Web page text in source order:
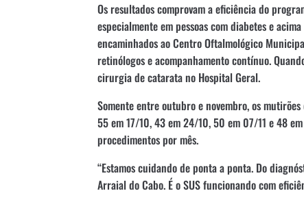
Os resultados comprovam a eficiência do
especialmente em pessoas com diabetes e
encaminhados ao Centro Oftalmológico
retinólogos e acompanhamento contínuo.
cirurgia de catarata no Hospital Geral.
Somente entre outubro e novembro, os
55 em 17/10, 43 em 24/10, 50 em 07/11 e 48
procedimentos por mês.
“Estamos cuidando de ponta a ponta. Do
Arraial do Cabo. É o SUS funcionando com